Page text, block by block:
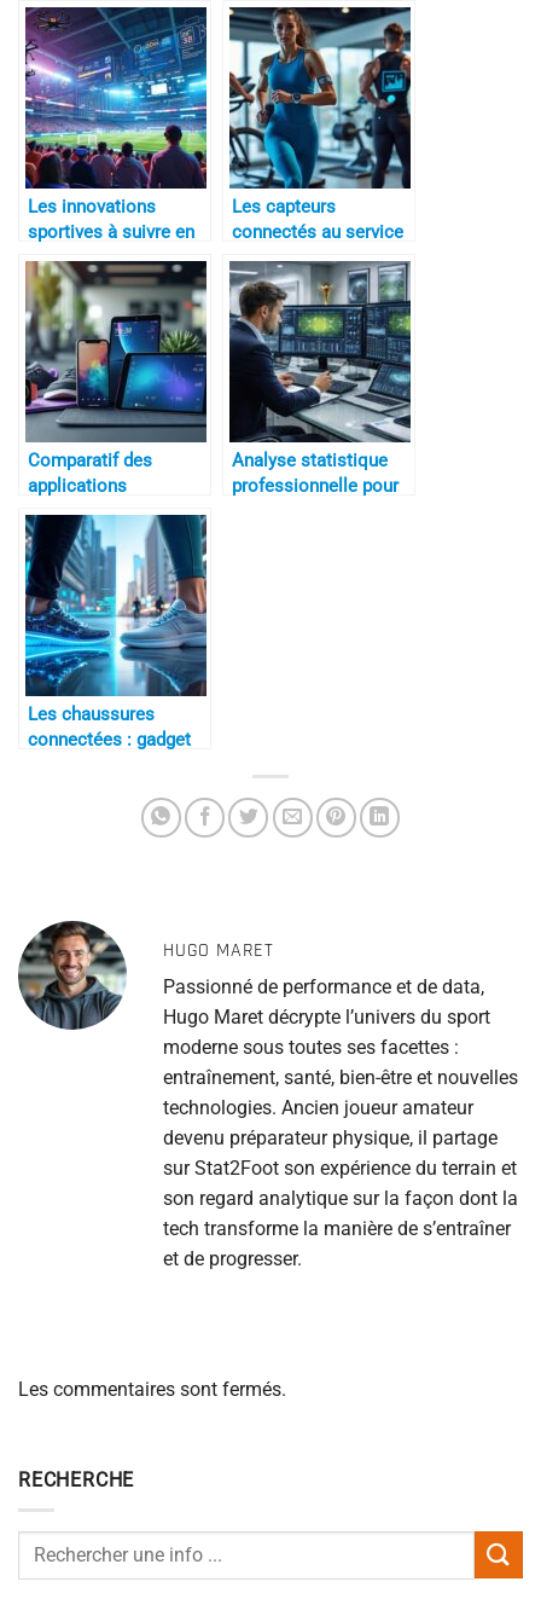
Les innovations
sportives à suivre en
2026
Les capteurs
connectés au service
des athlètes
Comparatif des
applications
d’entraînement sportif
Analyse statistique
professionnelle pour
Les chaussures
connectées : gadget
HUGO MARET
Passionné de performance et de data,
Hugo Maret décrypte l’univers du sport
moderne sous toutes ses facettes :
entraînement, santé, bien-être et nouvelles
technologies. Ancien joueur amateur
devenu préparateur physique, il partage
sur Stat2Foot son expérience du terrain et
son regard analytique sur la façon dont la
tech transforme la manière de s’entraîner
et de progresser.
Les commentaires sont fermés.
RECHERCHE